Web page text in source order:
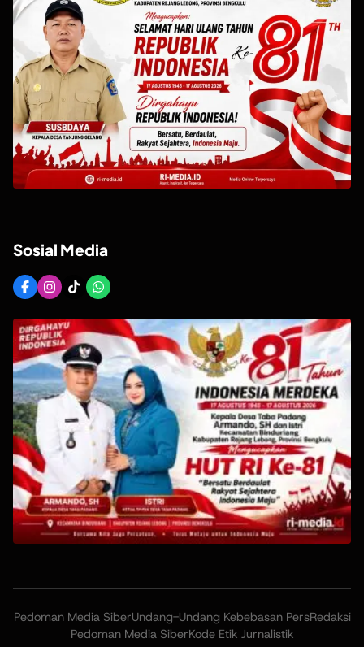
Sosial Media
Pedoman Media SiberUndang-Undang Kebebasan PersRedaksi
Pedoman Media SiberKode Etik Jurnalistik